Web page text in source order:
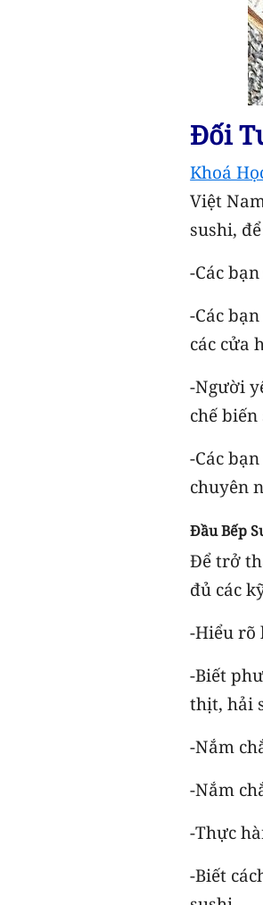
Đối
Khoá
Việt
sushi,
-Các
-Các
các cửa
-Người
chế
-Các
chuyên
Đầu Bếp
Để trở
đủ các
-Hiểu rõ
-Biết
thịt, hải
-Nắm
-Nắm
-Thực
-Biết